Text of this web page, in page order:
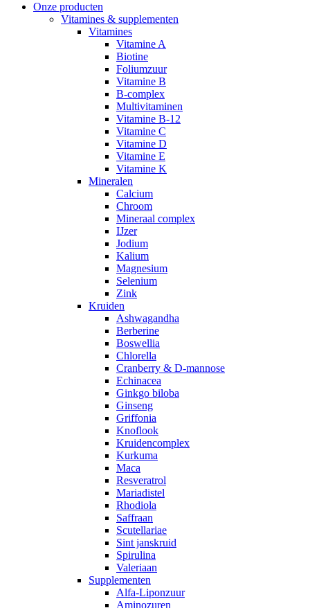
Onze producten
Vitamines & supplementen
Vitamines
Vitamine A
Biotine
Foliumzuur
Vitamine B
B-complex
Multivitaminen
Vitamine B-12
Vitamine C
Vitamine D
Vitamine E
Vitamine K
Mineralen
Calcium
Chroom
Mineraal complex
IJzer
Jodium
Kalium
Magnesium
Selenium
Zink
Kruiden
Ashwagandha
Berberine
Boswellia
Chlorella
Cranberry & D-mannose
Echinacea
Ginkgo biloba
Ginseng
Griffonia
Knoflook
Kruidencomplex
Kurkuma
Maca
Resveratrol
Mariadistel
Rhodiola
Saffraan
Scutellariae
Sint janskruid
Spirulina
Valeriaan
Supplementen
Alfa-Liponzuur
Aminozuren